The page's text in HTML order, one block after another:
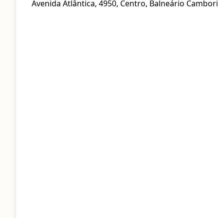
Avenida Atlântica, 4950, Centro, Balneário